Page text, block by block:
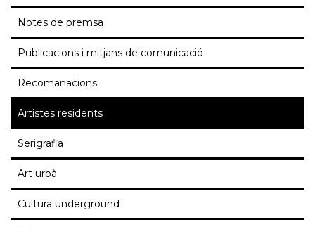
Notes de premsa
Publicacions i mitjans de comunicació
Recomanacions
Artistes residents
Serigrafia
Art urbà
Cultura underground